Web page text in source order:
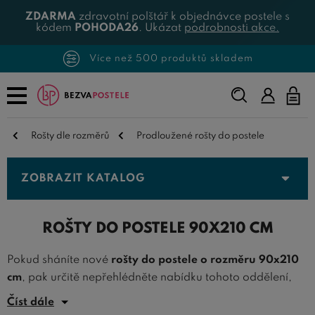
ZDARMA zdravotní polštář k objednávce postele s
kódem POHODA26. Ukázat podrobnosti akce.
Více než 500 produktů skladem
Napište,
co
Rošty dle rozměrů Prodloužené rošty do postele
ZOBRAZIT KATALOG
ROŠTY DO POSTELE 90X210 CM
Pokud sháníte nové rošty do postele o rozměru 90x210
cm, pak určitě nepřehlédněte nabídku tohoto oddělení,
kde nabízíme
Číst dále